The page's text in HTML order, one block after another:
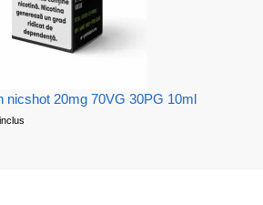
nicshot 20mg 70VG 30PG 10ml